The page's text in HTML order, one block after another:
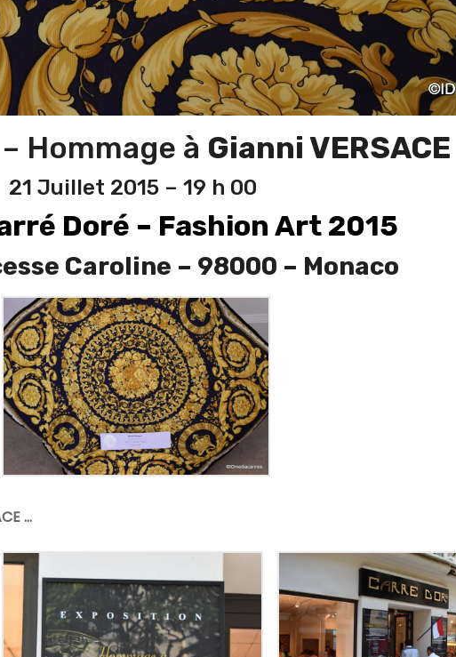
Hommage à Gianni VERSACE
21 Juillet 2015 – 19 h 00
Doré – Fashion Art 2015
Caroline – 98000 – Monaco
…